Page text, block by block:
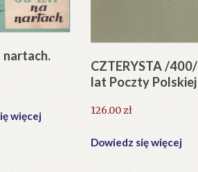
nartach.
więcej
CZTERYSTA /400/
lat Poczty Polskiej
126.00zł
Dowiedz się więcej